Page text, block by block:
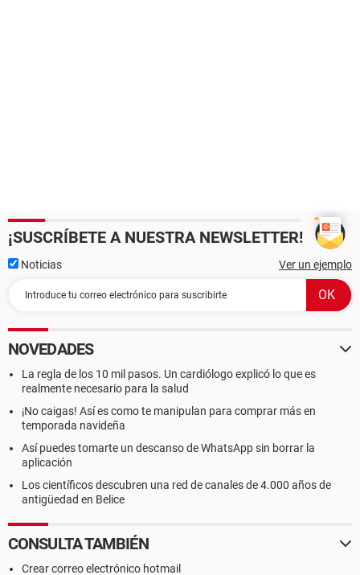
¡SUSCRÍBETE A NUESTRA NEWSLETTER!
Noticias Ver un ejemplo
NOVEDADES
La regla de los 10 mil pasos. Un cardiólogo explicó lo que es
realmente necesario para la salud
¡No caigas! Así es como te manipulan para comprar más en
temporada navideña
Así puedes tomarte un descanso de WhatsApp sin borrar la
aplicación
Los científicos descubren una red de canales de 4.000 años de
antigüedad en Belice
CONSULTA TAMBIÉN
Crear correo electrónico hotmail